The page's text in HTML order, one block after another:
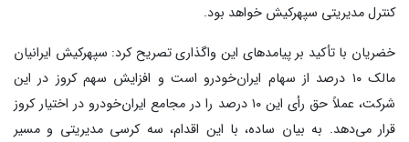
کنترل مدیریتی سپهرکیش خواهد بود.
خضریان با تأکید بر پیامدهای این واگذاری تصریح کرد: سپهرکیش ایرانیان
مالک ۱۰ درصد از سهام ایران‌خودرو است و افزایش سهم کروز در این
شرکت، عملاً حق رأی این ۱۰ درصد را در مجامع ایران‌خودرو در اختیار کروز
قرار می‌دهد. به بیان ساده، با این اقدام، سه کرسی مدیریتی و مسیر